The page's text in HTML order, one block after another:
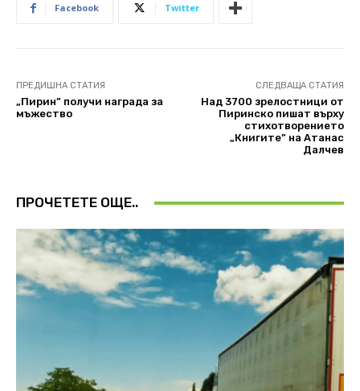
Facebook Twitter
ПРЕДИШНА СТАТИЯ
„Пирин” получи награда за
мъжество
СЛЕДВАЩА СТАТИЯ
Над 3700 зрелостници от
Пиринско пишат върху
стихотворението
„Книгите” на Атанас
Далчев
ПРОЧЕТЕТЕ ОЩЕ..